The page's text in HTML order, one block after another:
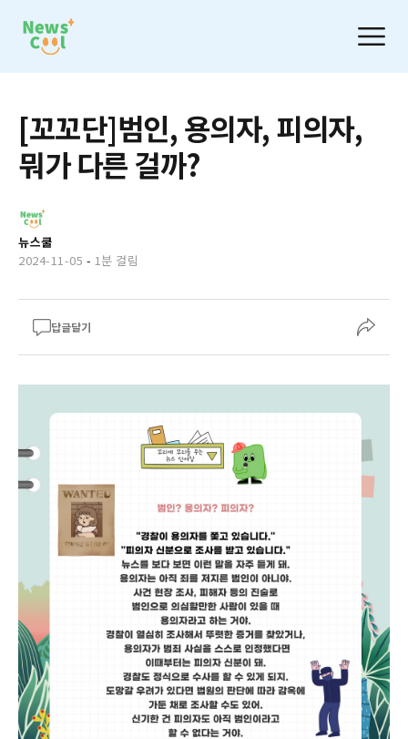
[꼬꼬단]범인, 용의자, 피의자,
뭐가 다른 걸까?
뉴스쿨
2024-11-05 - 1분 걸림
답글달기